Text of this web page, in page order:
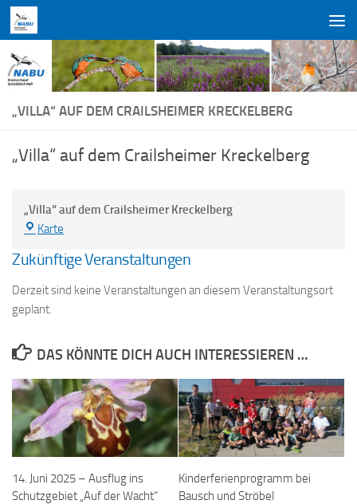
Zum Inhalt springen
„VILLA“ AUF DEM CRAILSHEIMER KRECKELBERG
„Villa“ auf dem Crailsheimer Kreckelberg
„Villa“ auf dem Crailsheimer Kreckelberg
Karte
dem
Kreckelberg
Zukünftige Veranstaltungen
Derzeit sind keine Veranstaltungen an diesem Veranstaltungsort
geplant.
DAS KÖNNTE DICH AUCH INTERESSIEREN …
14. Juni 2025 – Ausflug ins
Schutzgebiet „Auf der Wacht“
Kinderferienprogramm bei
Bausch und Ströbel